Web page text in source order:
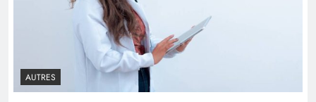
AUTRES